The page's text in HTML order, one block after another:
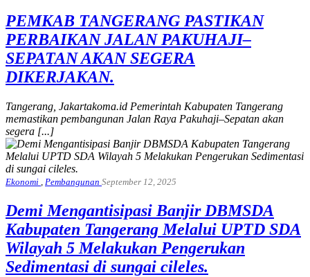
PEMKAB TANGERANG PASTIKAN
PERBAIKAN JALAN PAKUHAJI–
SEPATAN AKAN SEGERA
DIKERJAKAN.
Tangerang, Jakartakoma.id Pemerintah Kabupaten Tangerang
memastikan pembangunan Jalan Raya Pakuhaji–Sepatan akan
segera [...]
Ekonomi , Pembangunan September 12, 2025
Demi Mengantisipasi Banjir DBMSDA
Kabupaten Tangerang Melalui UPTD SDA
Wilayah 5 Melakukan Pengerukan
Sedimentasi di sungai cileles.